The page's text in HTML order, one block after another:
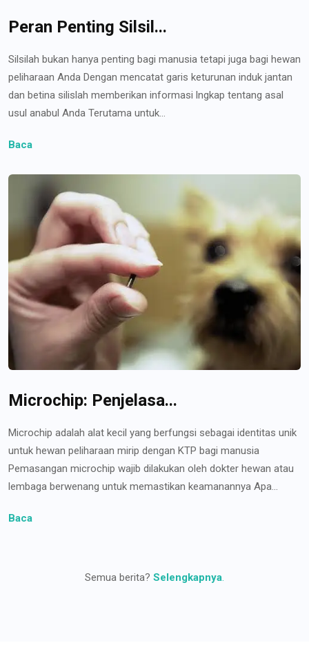
Peran Penting Silsil...
Silsilah bukan hanya penting bagi manusia tetapi juga bagi hewan
peliharaan Anda Dengan mencatat garis keturunan induk jantan
dan betina silislah memberikan informasi lngkap tentang asal
usul anabul Anda Terutama untuk...
Baca
Microchip: Penjelasa...
Microchip adalah alat kecil yang berfungsi sebagai identitas unik
untuk hewan peliharaan mirip dengan KTP bagi manusia
Pemasangan microchip wajib dilakukan oleh dokter hewan atau
lembaga berwenang untuk memastikan keamanannya Apa...
Baca
Semua berita? Selengkapnya